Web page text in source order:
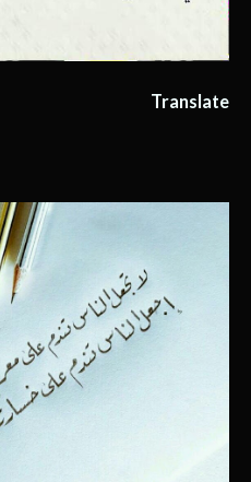
Translate